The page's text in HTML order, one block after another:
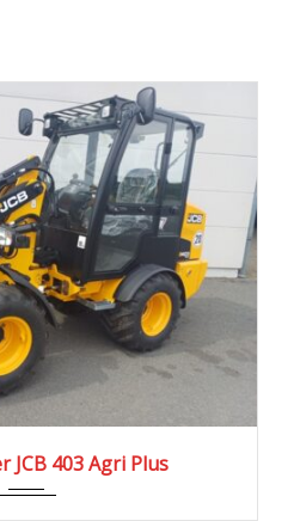
JCB 403 Agri Plus